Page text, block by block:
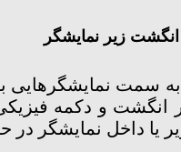
زیر نمایشگر
سمت نمایشگرهایی
انگشت و دکمه
یا داخل نمایشگر